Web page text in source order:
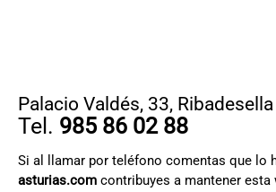
Palacio Valdés, 33, Ribadesella
Tel. 985 86 02 88
Si al llamar por teléfono comentas que lo
asturias.com contribuyes a mantener esta